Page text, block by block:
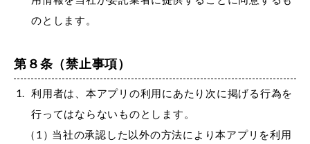
のとします。
第８条（禁止事項）
利用者は、本アプリの利用にあたり次に掲げる行為を
行ってはならないものとします。
当社の承認した以外の方法により本アプリを利用